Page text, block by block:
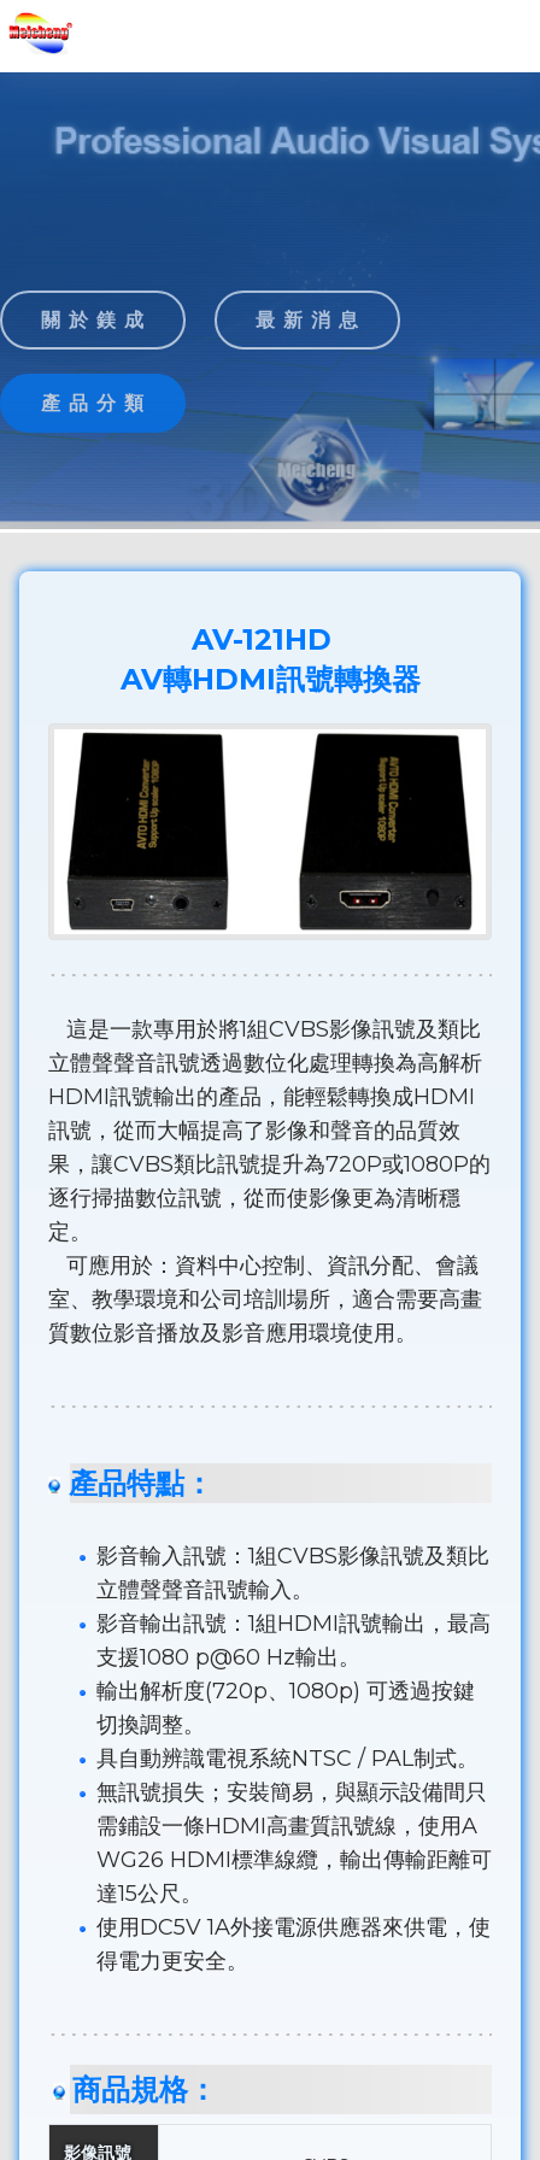
關 於 鎂 成 最 新 消 息
產 品 分 類
AV-121HD
AV轉HDMI訊號轉換器
這是一款專用於將1組CVBS影像訊號及類比
立體聲聲音訊號透過數位化處理轉換為高解析
HDMI訊號輸出的產品，能輕鬆轉換成HDMI
訊號，從而大幅提高了影像和聲音的品質效
果，讓CVBS類比訊號提升為720P或1080P的
逐行掃描數位訊號，從而使影像更為清晰穩
定。
可應用於：資料中心控制、資訊分配、會議
室、教學環境和公司培訓場所，適合需要高畫
質數位影音播放及影音應用環境使用。
產品特點：
影音輸入訊號：1組CVBS影像訊號及類比
立體聲聲音訊號輸入。
影音輸出訊號：1組HDMI訊號輸出，最高
支援1080 p@60 Hz輸出。
輸出解析度(720p、1080p) 可透過按鍵
切換調整。
具自動辨識電視系統NTSC / PAL制式。
無訊號損失；安裝簡易，與顯示設備間只
需鋪設一條HDMI高畫質訊號線，使用A
WG26 HDMI標準線纜，輸出傳輸距離可
達15公尺。
使用DC5V 1A外接電源供應器來供電，使
得電力更安全。
商品規格：
影像訊號